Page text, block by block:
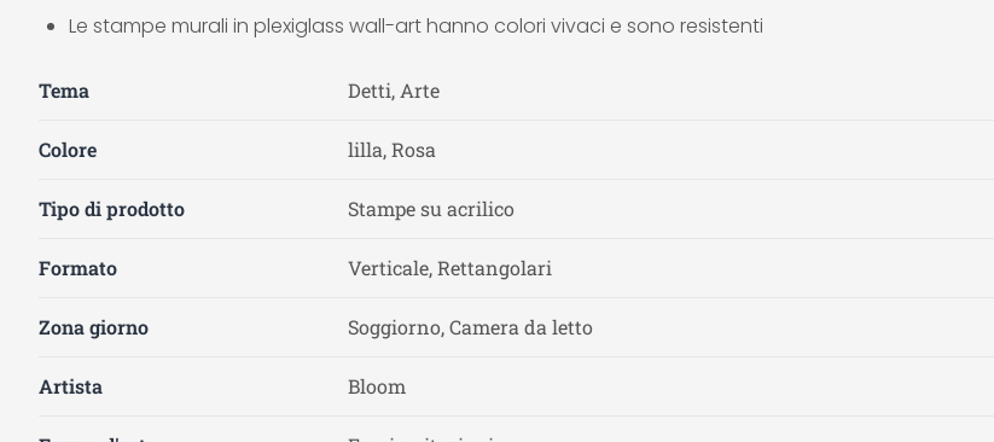
Le stampe murali in plexiglass wall-art hanno colori vivaci e sono resistenti
Tema Detti, Arte
Colore lilla, Rosa
Tipo di prodotto Stampe su acrilico
Formato Verticale, Rettangolari
Zona giorno Soggiorno, Camera da letto
Artista Bloom